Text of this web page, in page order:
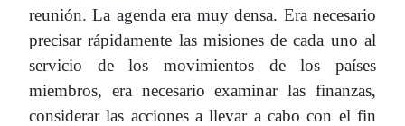
reunión. La agenda era muy densa. Era necesario
precisar rápidamente las misiones de cada uno al
servicio de los movimientos de los países
miembros, era necesario examinar las finanzas,
considerar las acciones a llevar a cabo con el fin